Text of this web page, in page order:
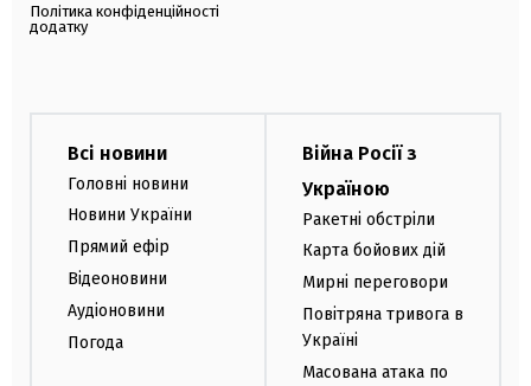
Політика конфіденційності
додатку
Всі новини
Головні новини
Новини України
Прямий ефір
Відеоновини
Аудіоновини
Погода
Війна Росії з
Україною
Ракетні обстріли
Карта бойових дій
Мирні переговори
Повітряна тривога в
Україні
Масована атака по